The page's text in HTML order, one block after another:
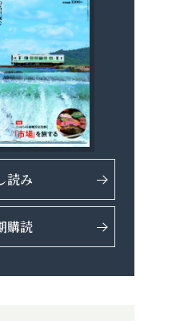
読み
購読